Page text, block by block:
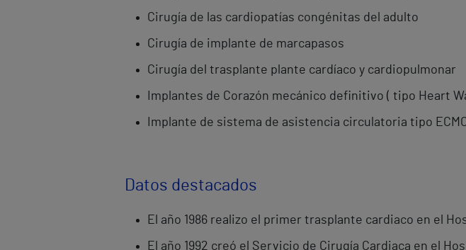
Cirugía de las cardiopatías congénitas del adulto
Cirugía de implante de marcapasos
Cirugía del trasplante plante cardíaco y cardiopulmonar
Implantes de Corazón mecánico definitivo ( tipo Heart
Implante de sistema de asistencia circulatoria tipo
Datos destacados
El año 1986 realizo el primer trasplante cardiaco en el
El año 1992 creó el Servicio de Cirugía Cardiaca en el